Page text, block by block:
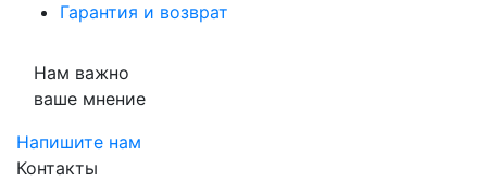
Гарантия и возврат
Нам важно
ваше мнение
Напишите нам
Контакты